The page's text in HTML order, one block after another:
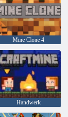
Mine Clone 4
Handwerk